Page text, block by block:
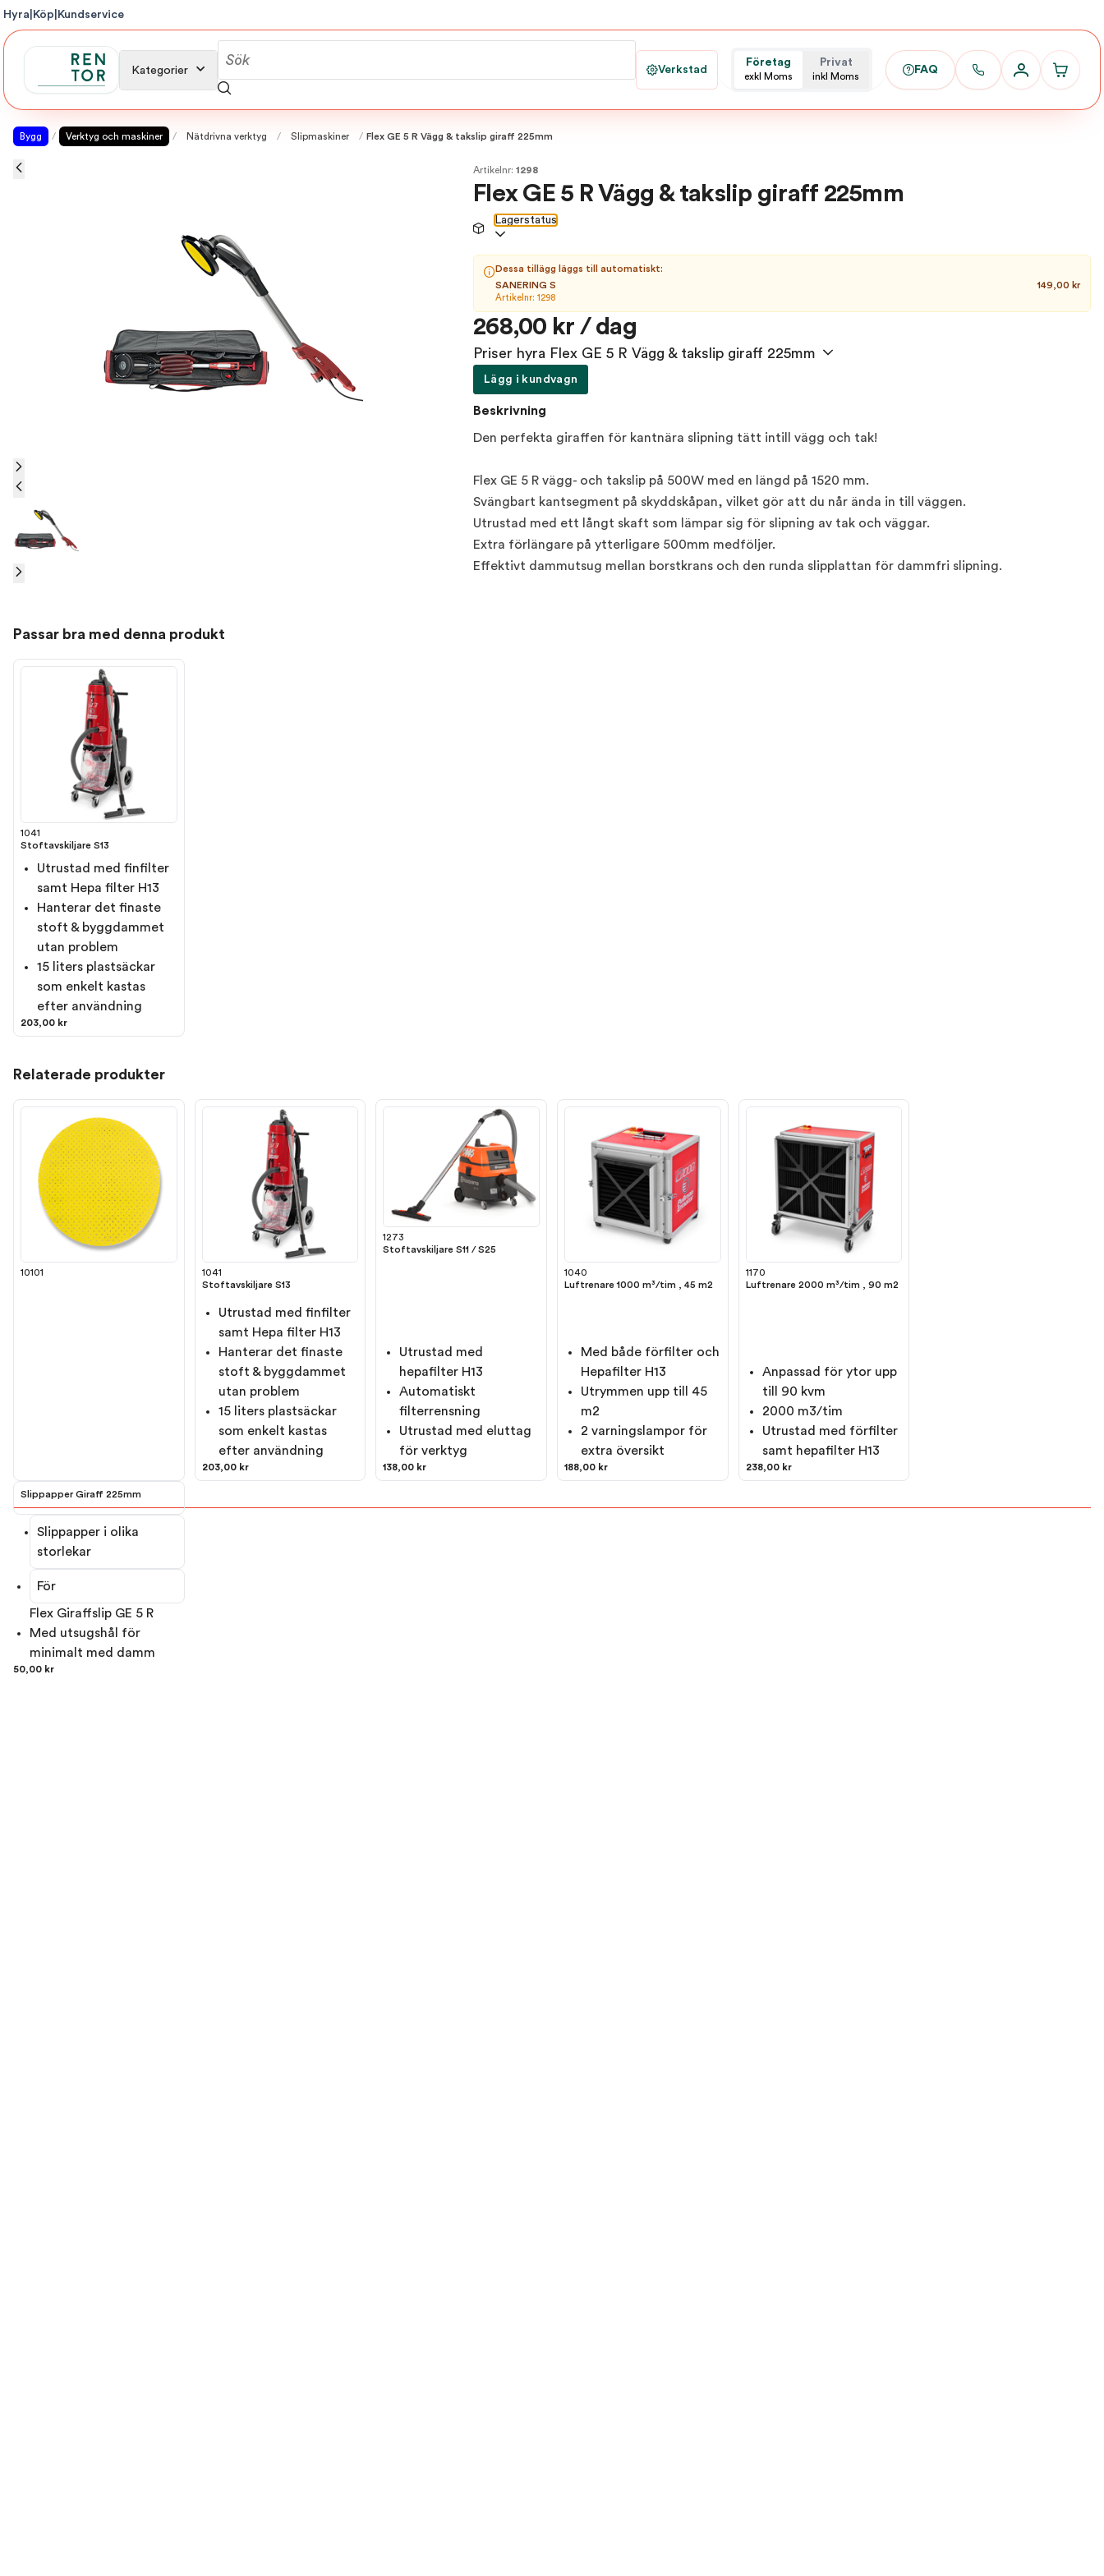
Hyra Köp Kundservice
Kategorier Verkstad
Företag
exkl Moms
Privat
inkl Moms
FAQ
Bygg / Verktyg och maskiner / Nätdrivna verktyg / Slipmaskiner / Flex GE 5 R Vägg & takslip giraff 225mm
Artikelnr: 1298
Flex GE 5 R Vägg & takslip giraff 225mm
Lagerstatus
Dessa tillägg läggs till automatiskt:
SANERING S
Artikelnr: 1298
149,00 kr
268,00 kr / dag
Priser hyra Flex GE 5 R Vägg & takslip giraff 225mm
Lägg i kundvagn
Beskrivning
Den perfekta giraffen för kantnära slipning tätt intill vägg och tak!
Flex GE 5 R vägg- och takslip på 500W med en längd på 1520 mm.
Svängbart kantsegment på skyddskåpan, vilket gör att du når ända in till väggen.
Utrustad med ett långt skaft som lämpar sig för slipning av tak och väggar.
Extra förlängare på ytterligare 500mm medföljer.
Effektivt dammutsug mellan borstkrans och den runda slipplattan för dammfri slipning.
Passar bra med denna produkt
1041
Stoftavskiljare S13
Utrustad med finfilter
samt Hepa filter H13
Hanterar det finaste
stoft & byggdammet
utan problem
15 liters plastsäckar
som enkelt kastas
efter användning
203,00 kr
Relaterade produkter
10101
Slippapper Giraff 225mm
Slippapper i olika
storlekar
För
Flex Giraffslip GE 5 R
Med utsugshål för
minimalt med damm
50,00 kr
1041
Stoftavskiljare S13
Utrustad med finfilter
samt Hepa filter H13
Hanterar det finaste
stoft & byggdammet
utan problem
15 liters plastsäckar
som enkelt kastas
efter användning
203,00 kr
1273
Stoftavskiljare S11 / S25
Utrustad med
hepafilter H13
Automatiskt
filterrensning
Utrustad med eluttag
för verktyg
138,00 kr
1040
Luftrenare 1000 m³/tim , 45 m2
Med både förfilter och
Hepafilter H13
Utrymmen upp till 45
m2
2 varningslampor för
extra översikt
188,00 kr
1170
Luftrenare 2000 m³/tim , 90 m2
Anpassad för ytor upp
till 90 kvm
2000 m3/tim
Utrustad med förfilter
samt hepafilter H13
238,00 kr